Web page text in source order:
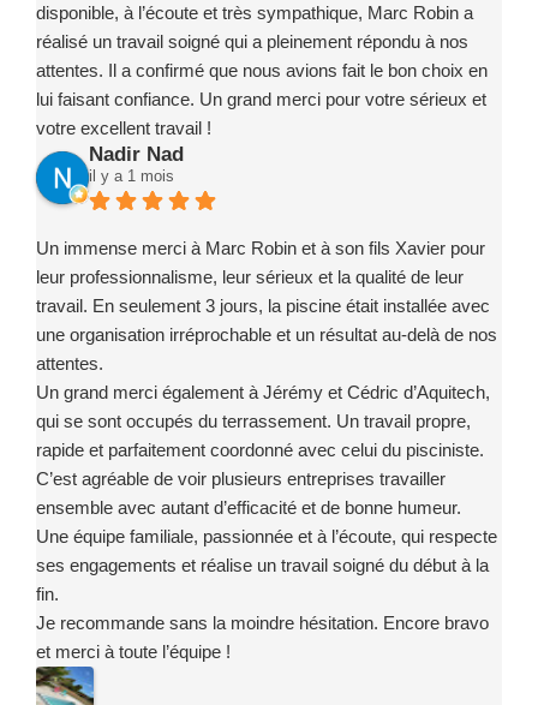
disponible, à l’écoute et très sympathique, Marc Robin a
réalisé un travail soigné qui a pleinement répondu à nos
attentes. Il a confirmé que nous avions fait le bon choix en
lui faisant confiance. Un grand merci pour votre sérieux et
votre excellent travail !
Nadir Nad
il y a 1 mois
Un immense merci à Marc Robin et à son fils Xavier pour
leur professionnalisme, leur sérieux et la qualité de leur
travail. En seulement 3 jours, la piscine était installée avec
une organisation irréprochable et un résultat au-delà de nos
attentes.
Un grand merci également à Jérémy et Cédric d’Aquitech,
qui se sont occupés du terrassement. Un travail propre,
rapide et parfaitement coordonné avec celui du pisciniste.
C’est agréable de voir plusieurs entreprises travailler
ensemble avec autant d’efficacité et de bonne humeur.
Une équipe familiale, passionnée et à l’écoute, qui respecte
ses engagements et réalise un travail soigné du début à la
fin.
Je recommande sans la moindre hésitation. Encore bravo
et merci à toute l’équipe !